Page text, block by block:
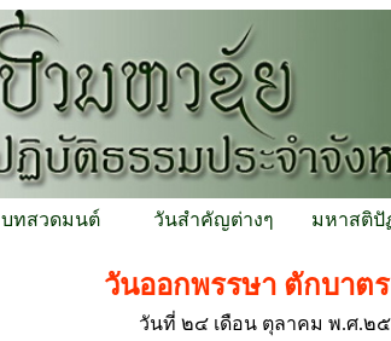
บทสวดมนต์ วันสำคัญต่างๆ มหาสติปั
วันออกพรรษา ตักบาตร
วันที่ ๒๔ เดือน ตุลาคม พ.ศ.๒